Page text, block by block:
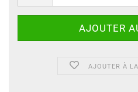
AJOUTER À